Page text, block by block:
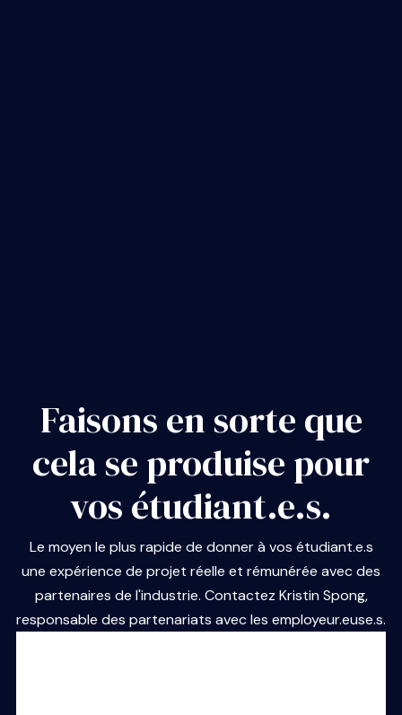
Faisons en sorte que
cela se produise pour
vos étudiant.e.s.
Le moyen le plus rapide de donner à vos étudiant.e.s
une expérience de projet réelle et rémunérée avec des
partenaires de l'industrie. Contactez Kristin Spong,
responsable des partenariats avec les employeur.euse.s.